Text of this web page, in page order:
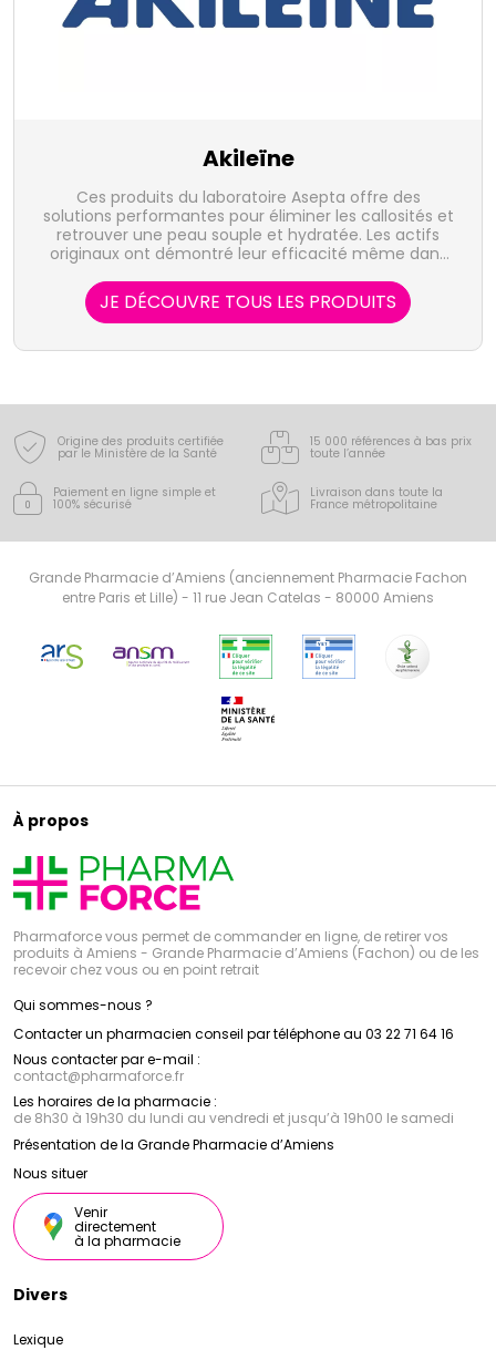
Akileïne
Ces produits du laboratoire Asepta offre des
solutions performantes pour éliminer les callosités et
retrouver une peau souple et hydratée. Les actifs
originaux ont démontré leur efficacité même dans
JE DÉCOUVRE TOUS LES PRODUITS
Origine des produits certifiée
par le Ministère de la Santé
15 000 références à bas prix
toute l’année
Paiement en ligne simple et
100% sécurisé
Livraison dans toute la
France métropolitaine
Grande Pharmacie d’Amiens (anciennement Pharmacie Fachon
entre Paris et Lille) - 11 rue Jean Catelas - 80000 Amiens
À propos
Pharmaforce vous permet de commander en ligne, de retirer vos
produits à Amiens - Grande Pharmacie d’Amiens (Fachon) ou de les
recevoir chez vous ou en point retrait
Qui sommes-nous ?
Contacter un pharmacien conseil par téléphone au 03 22 71 64 16
Nous contacter par e-mail :
contact@pharmaforce.fr
Les horaires de la pharmacie :
de 8h30 à 19h30 du lundi au vendredi et jusqu’à 19h00 le samedi
Présentation de la Grande Pharmacie d’Amiens
Nous situer
Venir
directement
à la pharmacie
Divers
Lexique